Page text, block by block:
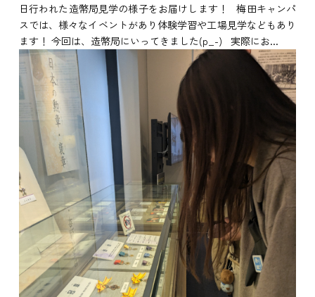
日行われた造幣局見学の様子をお届けします！ 梅田キャンパ
スでは、様々なイベントがあり体験学習や工場見学などもあり
ます！ 今回は、造幣局にいってきました(p_-) 実際にお...